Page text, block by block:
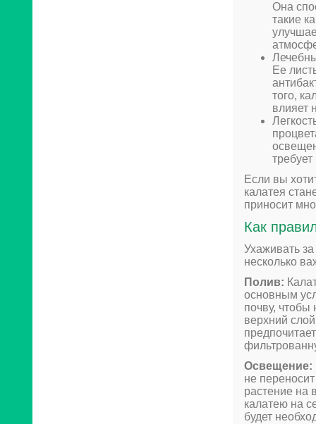
Она
такие
Ее
того,
влияет
Если вы
калатея
приносит
Как
Ухаживать
несколько
Полив:
основным
почву, чтобы
верхний
Освещение:
не
растение на
калатею на
будет